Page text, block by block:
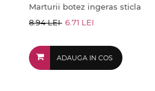
Marturii botez ingeras sticla
8.94 LEI 6.71 LEI
ADAUGA IN COS